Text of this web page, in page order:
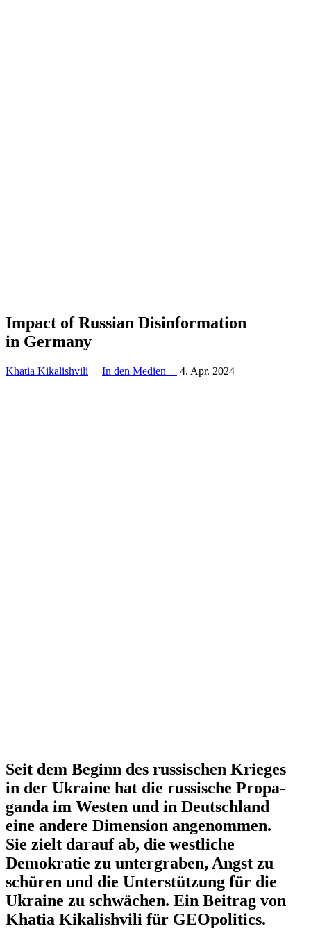
Impact of Russian Disin­for­mation
in Germany
Khatia Kikalishvili In den Medien 4. Apr. 2024
Seit dem Beginn des russi­schen Krieges
in der Ukraine hat die russische Propa­
ganda im Westen und in Deutschland
eine andere Dimension angenommen.
Sie zielt darauf ab, die westliche
Demokratie zu unter­graben, Angst zu
schüren und die Unter­stützung für die
Ukraine zu schwächen. Ein Beitrag von
Khatia Kikalishvili für GEOpolitics.